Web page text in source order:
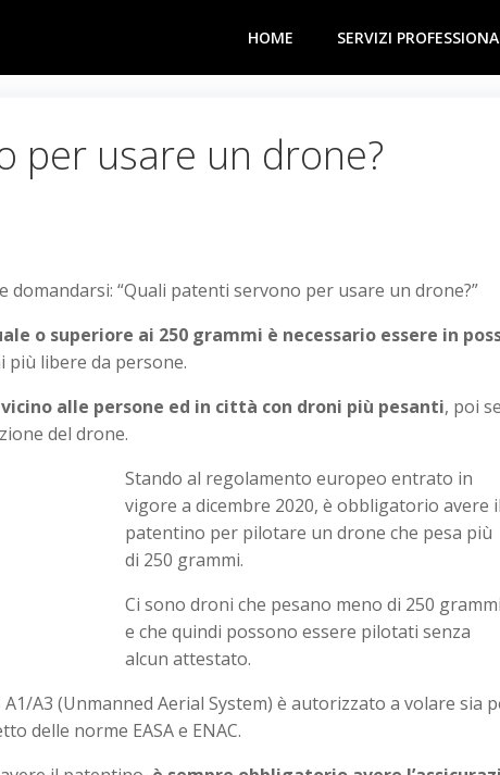
HOME SERVIZI
per usare un drone?
“Quali patenti servono per usare un drone?”
o superiore ai 250 grammi è necessario essere in
più libere da persone.
alle persone ed in città con droni più pesanti, poi
del drone.
Stando al regolamento europeo entrato in
vigore a dicembre 2020, è obbligatorio avere il
patentino per pilotare un drone che pesa più
di 250 grammi.
Ci sono droni che pesano meno di 250 grammi
e che quindi possono essere pilotati senza
alcun attestato.
A3 (Unmanned Aerial System) è autorizzato a volare sia
delle norme EASA e ENAC.